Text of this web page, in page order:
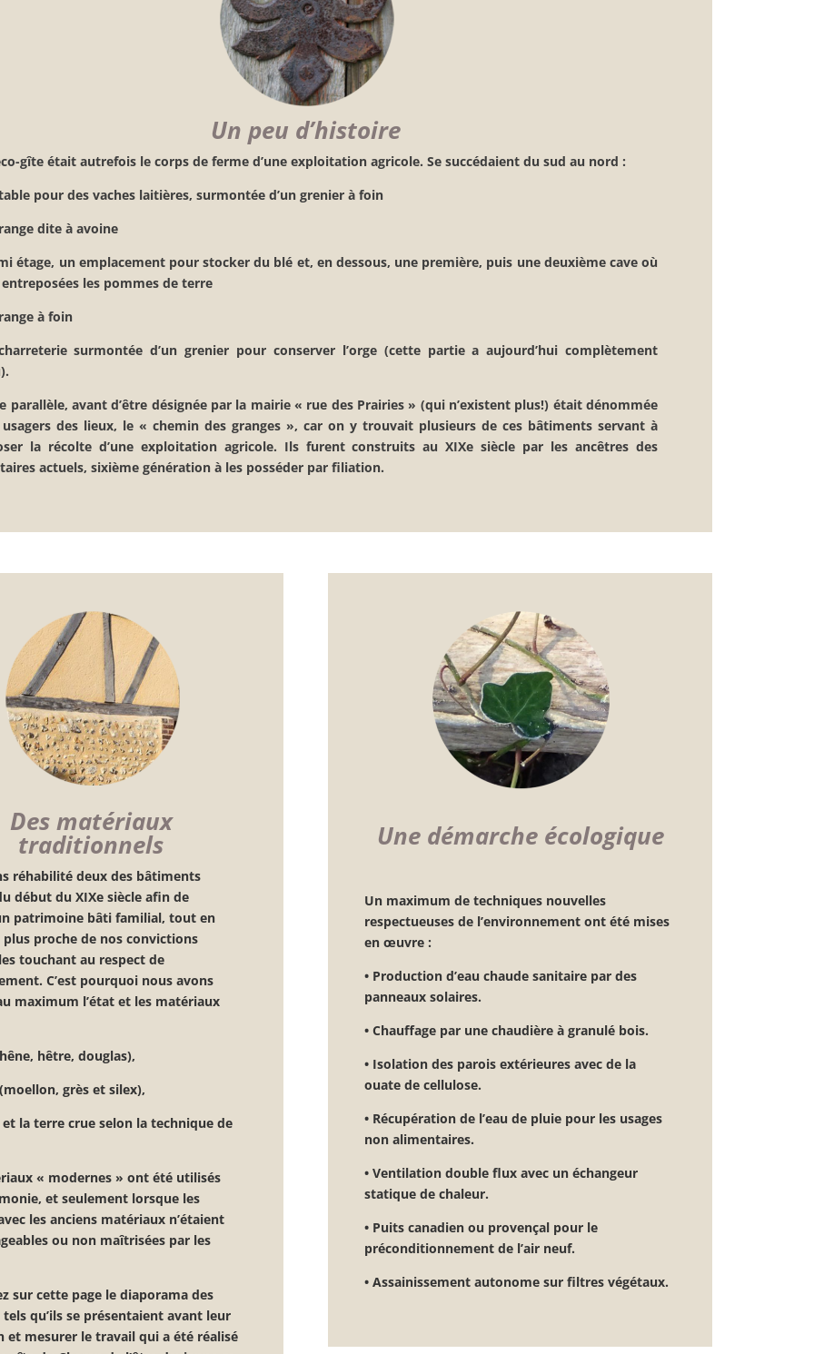
Un peu d’histoire
gîte était autrefois le corps de ferme d’une exploitation agricole. Se succédaient du sud au nord :
pour des vaches laitières, surmontée d’un grenier à foin
dite à avoine
étage, un emplacement pour stocker du blé et, en dessous, une première, puis une deuxième cave où
les pommes de terre
à foin
surmontée d’un grenier pour conserver l’orge (cette partie a aujourd’hui complètement
parallèle, avant d’être désignée par la mairie « rue des Prairies » (qui n’existent plus!) était dénommée
des lieux, le « chemin des granges », car on y trouvait plusieurs de ces bâtiments servant à
la récolte d’une exploitation agricole. Ils furent construits au XIXe siècle par les ancêtres des
actuels, sixième génération à les posséder par filiation.
Des matériaux
traditionnels
réhabilité deux des bâtiments
début du XIXe siècle afin de
patrimoine bâti familial, tout en
proche de nos convictions
touchant au respect de
C’est pourquoi nous avons
maximum l’état et les matériaux
hêtre, douglas),
grès et silex),
la terre crue selon la technique de
« modernes » ont été utilisés
et seulement lorsque les
les anciens matériaux n’étaient
ou non maîtrisées par les
sur cette page le diaporama des
qu’ils se présentaient avant leur
et mesurer le travail qui a été réalisé
Une démarche écologique
Un maximum de techniques nouvelles
respectueuses de l’environnement ont été mises
en œuvre :
• Production d’eau chaude sanitaire par des
panneaux solaires.
•Chauffage par une chaudière à granulé bois.
• Isolation des parois extérieures avec de la
ouate de cellulose.
• Récupération de l’eau de pluie pour les usages
non alimentaires.
•Ventilation double flux avec un échangeur
statique de chaleur.
• Puits canadien ou provençal pour le
préconditionnement de l’air neuf.
•Assainissement autonome sur filtres végétaux.